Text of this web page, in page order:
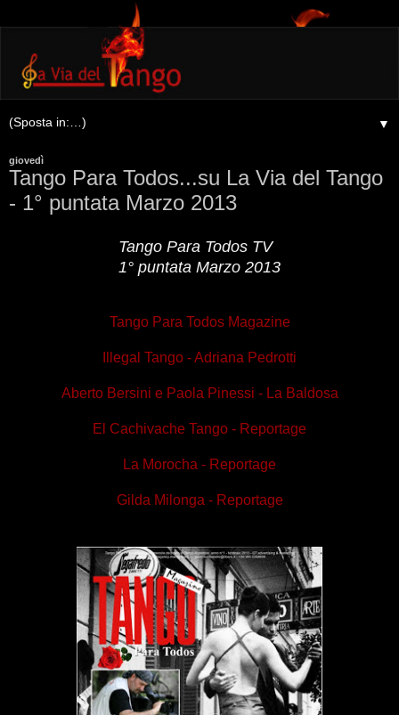
▼
giovedì
Tango Para Todos...su La Via del Tango
- 1° puntata Marzo 2013
Tango Para Todos TV
1° puntata Marzo 2013
Tango Para Todos Magazine
Illegal Tango - Adriana Pedrotti
Aberto Bersini e Paola Pinessi - La Baldosa
El Cachivache Tango - Reportage
La Morocha - Reportage
Gilda Milonga - Reportage